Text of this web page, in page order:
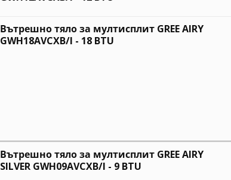
Вътрешно тяло за мултисплит GREE AIRY
GWH18AVCXB/I - 18 BTU
Вътрешно тяло за мултисплит GREE AIRY
SILVER GWH09AVCXB/I - 9 BTU